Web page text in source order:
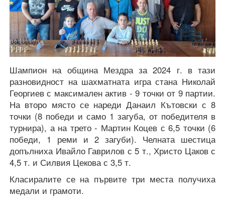
Шампион на община Мездра за 2024 г. в тази
разновидност на шахматната игра стана Николай
Георгиев с максимален актив - 9 точки от 9 партии.
На второ място се нареди Данаил Кътовски с 8
точки (8 победи и само 1 загуба, от победителя в
турнира), а на трето - Мартин Коцев с 6,5 точки (6
победи, 1 реми и 2 загуби). Челната шестица
допълниха Ивайло Гаврилов с 5 т., Христо Цаков с
4,5 т. и Силвия Цекова с 3,5 т.
Класиралите се на първите три места получиха
медали и грамоти.